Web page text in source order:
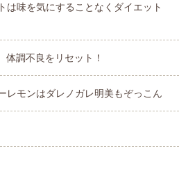
は味を気にすることなくダイエット
体調不良をリセット！
レモンはダレノガレ明美もぞっこん